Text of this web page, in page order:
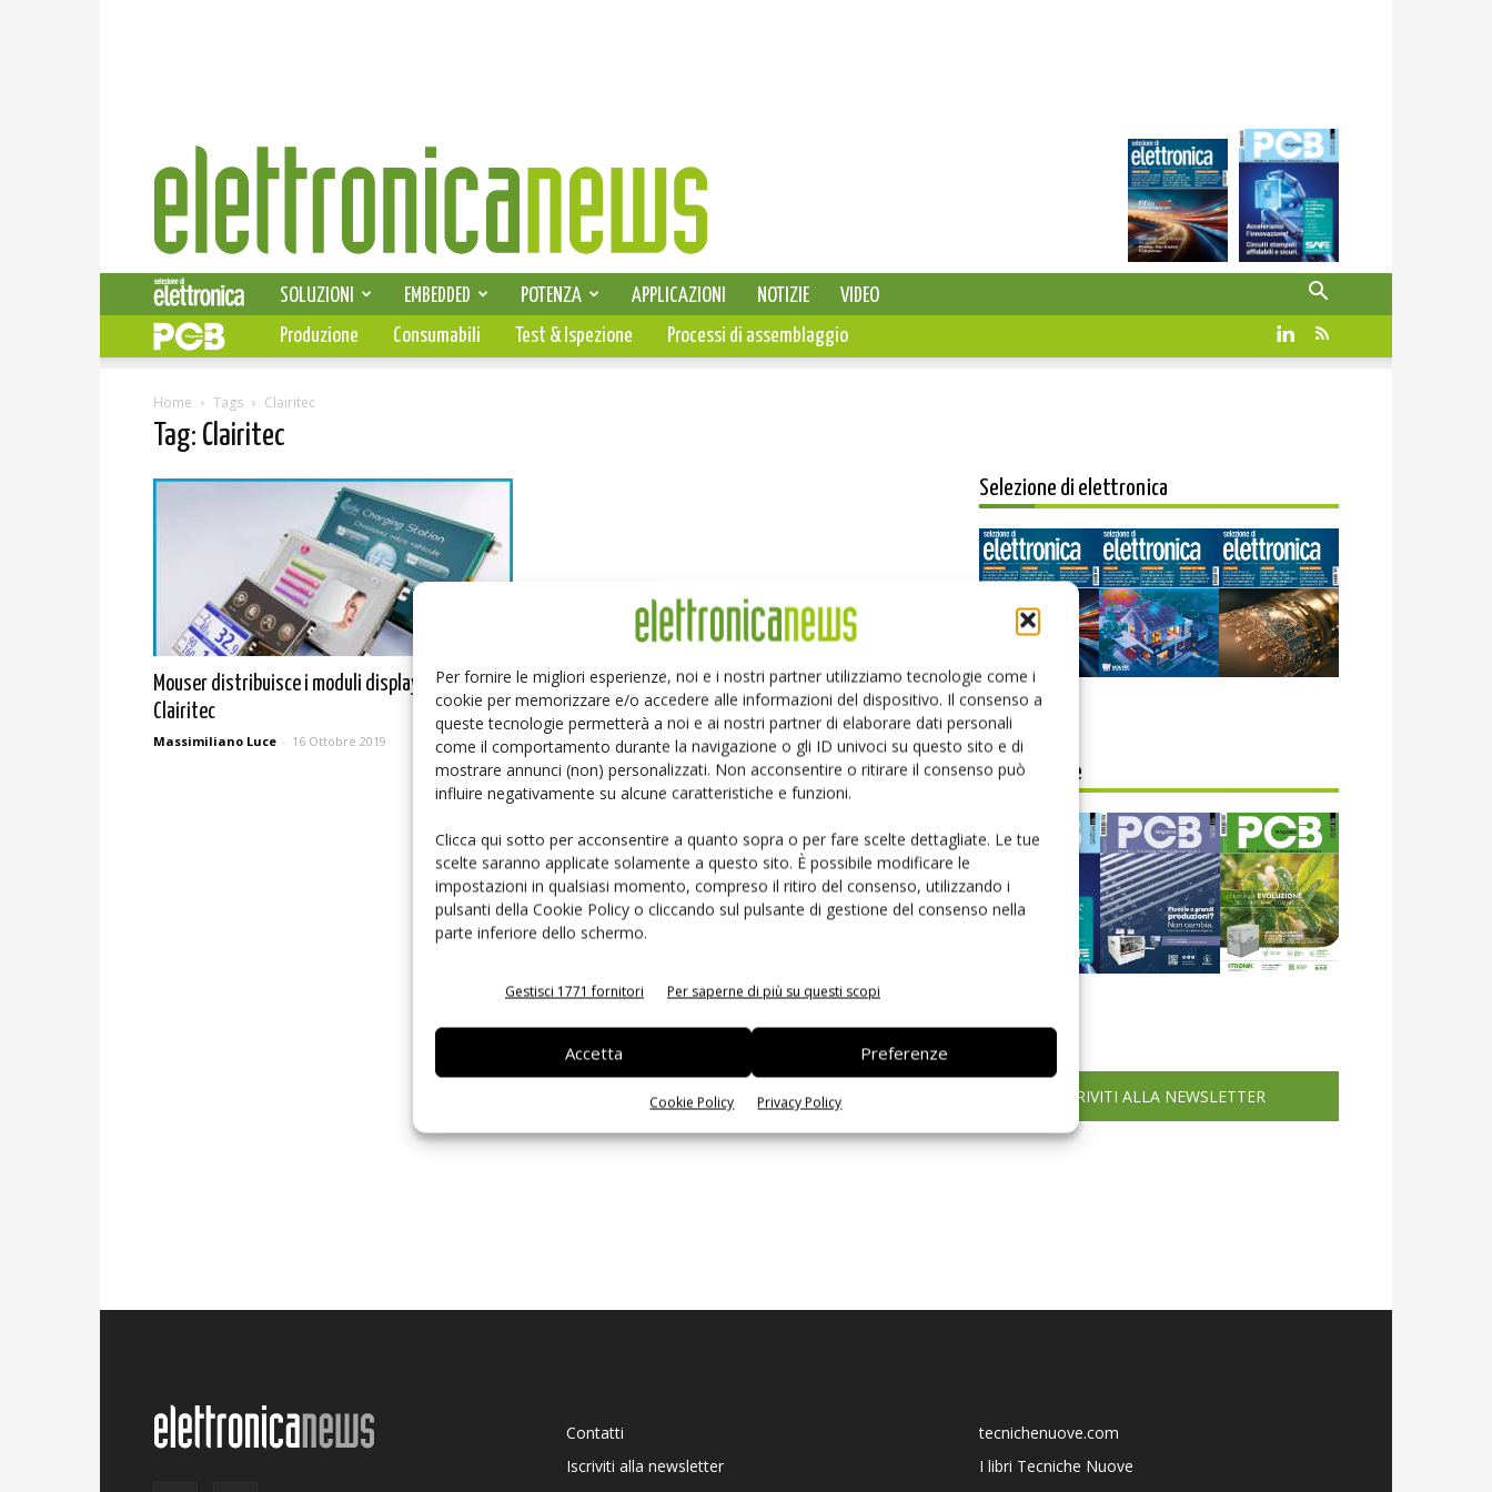
Per fornire le migliori esperienze, noi e i nostri partner utilizziamo tecnologie come i
cookie per memorizzare e/o accedere alle informazioni del dispositivo. Il consenso a
queste tecnologie permetterà a noi e ai nostri partner di elaborare dati personali
come il comportamento durante la navigazione o gli ID univoci su questo sito e di
mostrare annunci (non) personalizzati. Non acconsentire o ritirare il consenso può
influire negativamente su alcune caratteristiche e funzioni.
Clicca qui sotto per acconsentire a quanto sopra o per fare scelte dettagliate. Le tue
scelte saranno applicate solamente a questo sito. È possibile modificare le
impostazioni in qualsiasi momento, compreso il ritiro del consenso, utilizzando i
pulsanti della Cookie Policy o cliccando sul pulsante di gestione del consenso nella
parte inferiore dello schermo.
Gestisci 1771 fornitori Per saperne di più su questi scopi
Accetta Preferenze
Cookie Policy Privacy Policy
Elettronica
News
SELEZIONE DI ELETTRONICA
SOLUZIONI EMBEDDED POTENZA APPLICAZIONI NOTIZIE
VIDEO
PCB
Produzione Consumabili Test & Ispezione Processi di assemblaggio
Home Tags Clairitec
Tag: Clairitec
Mouser distribuisce i moduli display HMI di
Clairitec
Massimiliano Luce - 16 Ottobre 2019
Selezione di elettronica
Edicola web
PCB Magazine
ISCRIVITI ALLA NEWSLETTER
Contatti
Iscriviti alla newsletter
tecnichenuove.com
I libri Tecniche Nuove